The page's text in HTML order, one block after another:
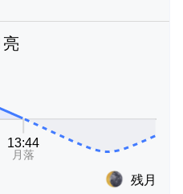
亮
残月